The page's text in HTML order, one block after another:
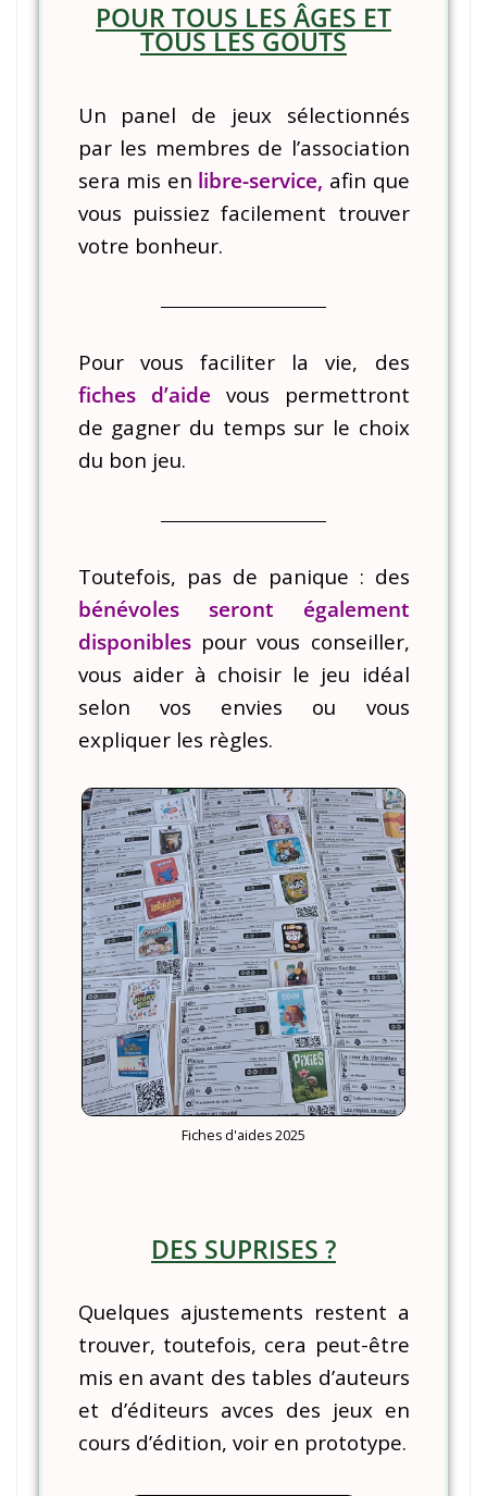
POUR TOUS LES ÂGES ET
TOUS LES GOUTS
Un panel de jeux sélectionnés
par les membres de l’association
sera mis en libre-service, afin que
vous puissiez facilement trouver
votre bonheur.
Pour vous faciliter la vie, des
fiches d’aide vous permettront
de gagner du temps sur le choix
du bon jeu.
Toutefois, pas de panique : des
bénévoles seront également
disponiblespour vous conseiller,
vous aider à choisir le jeu idéal
selon vos envies ou vous
expliquer les règles.
Fiches d'aides 2025
DES SUPRISES ?
Quelques ajustements restent a
trouver, toutefois, cera peut-être
mis en avant des tables d’auteurs
et d’éditeurs avces des jeux en
cours d’édition, voir en prototype.